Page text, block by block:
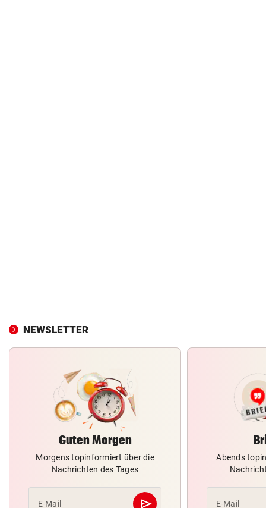
NEWSLETTER
Guten Morgen
Morgens topinformiert über die
Nachrichten des Tages
E-Mail send
Abends
E-Mail